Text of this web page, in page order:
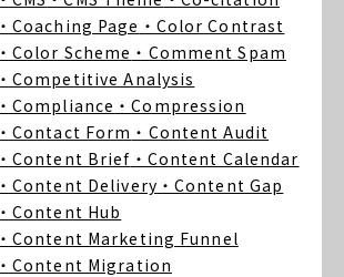
・Coaching Page ・Color Contrast
・Color Scheme ・Comment Spam
・Competitive Analysis
・Compliance ・Compression
・Contact Form ・Content Audit
・Content Brief ・Content Calendar
・Content Delivery ・Content Gap
・Content Hub
・Content Marketing Funnel
・Content Migration